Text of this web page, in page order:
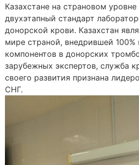
Казахстане на страновом уровне
двухэтапный стандарт
донорской крови. Казахстан
мире страной, внедрившей 100%
компонентов в донорских
зарубежных экспертов, служба
своего развития признана
СНГ.